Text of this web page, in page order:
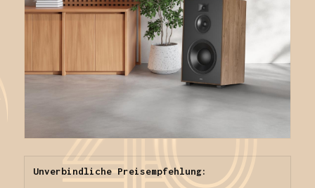
Unverbindliche Preisempfehlung: